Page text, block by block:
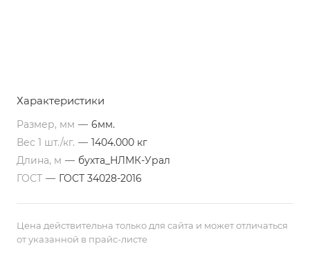
Характеристики
Размер, мм — 6мм.
Вес 1 шт./кг. — 1404.000 кг
Длина, м — бухта_НЛМК-Урал
ГОСТ — ГОСТ 34028-2016
Цена действительна только для сайта и может отличаться
от указанной в прайс-листе